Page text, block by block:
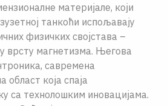
материјале, који
танкоћи испољавају
физичких својстава –
врсту магнетизма. Његова
савремена
која спаја
са технолошким иновацијама.